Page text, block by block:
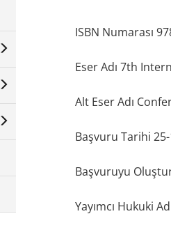
ISBN Numarası
Eser Adı 7th
Alt Eser Adı
Başvuru Tarihi
Başvuruyu
Yayımcı Hukuki